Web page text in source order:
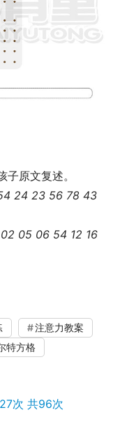
原文复述。
24 23 56 78 43
05 06 54 12 16
注意力教案
特方格
次 共96次